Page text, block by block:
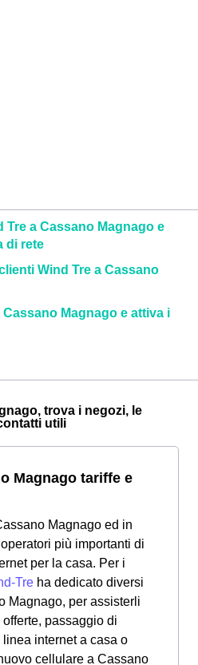
Tre a Cassano Magnago e
di rete
Wind Tre a Cassano
Cassano Magnago e attiva i
trova i negozi, le
utili
Magnago tariffe e
Magnago ed in
più importanti di
per la casa. Per i
Tre ha dedicato diversi
Magnago, per assisterli
passaggio di
internet a casa o
cellulare a Cassano